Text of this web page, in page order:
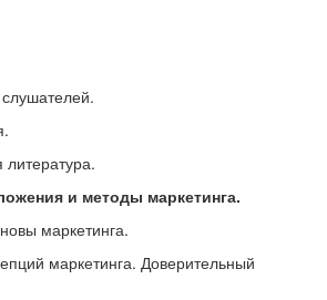
и методы маркетинга.
маркетинга.
маркетинга. Доверительный